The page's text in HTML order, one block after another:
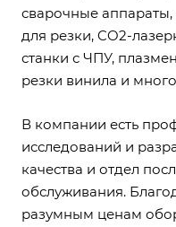
сварочные
для резки, CO2-
станки с ЧПУ,
резки винила и
В компании есть
исследований и
качества и отдел
обслуживания.
разумным ценам